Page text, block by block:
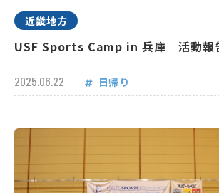
近畿地方
USF Sports Camp in 兵庫 活動報
2025.06.22 日帰り